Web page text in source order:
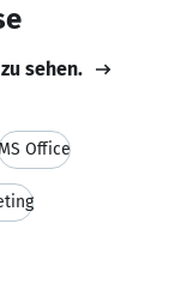
sehen.
Office